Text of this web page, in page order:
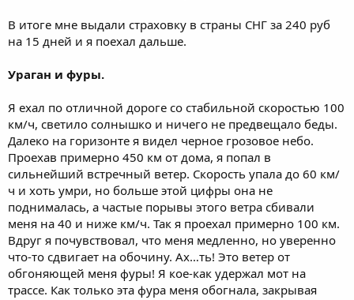
В итоге мне выдали страховку в страны СНГ за 240 руб
на 15 дней и я поехал дальше.
Ураган и фуры.
Я ехал по отличной дороге со стабильной скоростью 100
км/ч, светило солнышко и ничего не предвещало беды.
Далеко на горизонте я видел черное грозовое небо.
Проехав примерно 450 км от дома, я попал в
сильнейший встречный ветер. Скорость упала до 60 км/
ч и хоть умри, но больше этой цифры она не
поднималась, а частые порывы этого ветра сбивали
меня на 40 и ниже км/ч. Так я проехал примерно 100 км.
Вдруг я почувствовал, что меня медленно, но уверенно
что-то сдвигает на обочину. Ах…ть! Это ветер от
обгоняющей меня фуры! Я кое-как удержал мот на
трассе. Как только эта фура меня обогнала, закрывая